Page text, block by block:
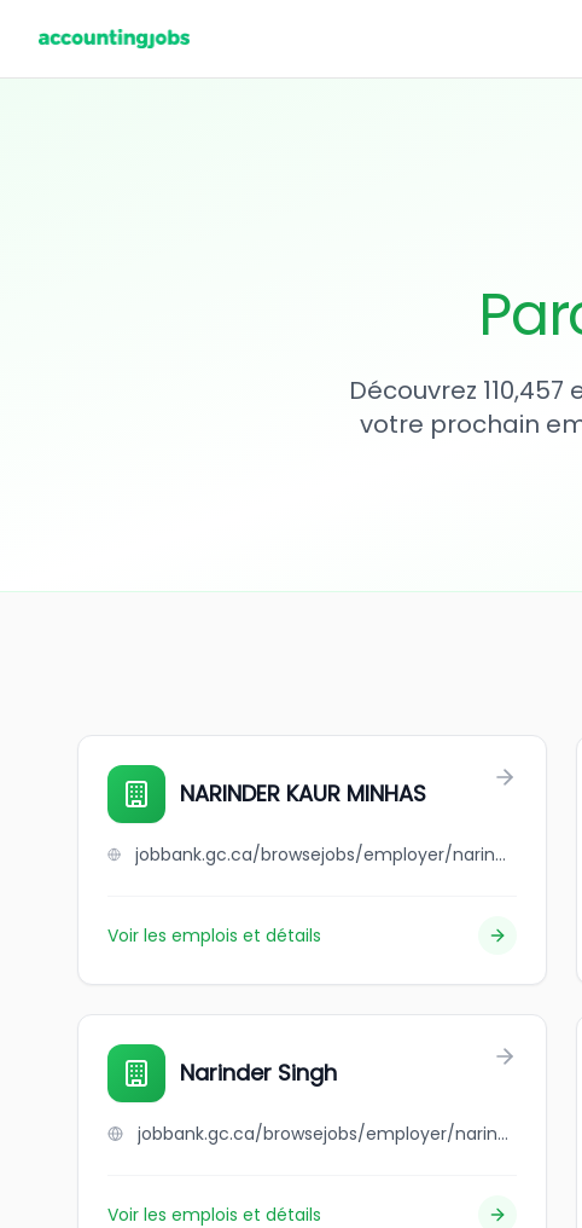
Découvrez
votre prochain
NARINDER KAUR MINHAS
jobbank.gc.ca/browsejobs/employer/narinder+kaur+minhas/ca
Voir les emplois et détails
Narinder Singh
jobbank.gc.ca/browsejobs/employer/narinder+singh/ca
Voir les emplois et détails